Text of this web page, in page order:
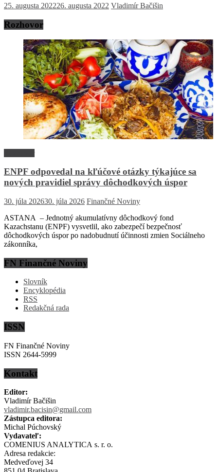
25. augusta 202226. augusta 2022 Vladimír Bačišin
Rozhovor
ENPF odpovedal na kľúčové otázky týkajúce sa
nových pravidiel správy dôchodkových úspor
30. júla 202630. júla 2026 Finančné Noviny
ASTANA – Jednotný akumulatívny dôchodkový fond
Kazachstanu (ENPF) vysvetlil, ako zabezpečí bezpečnosť
dôchodkových úspor po nadobudnutí účinnosti zmien Sociálneho
zákonníka,
FN Finančné Noviny
Slovník
Encyklopédia
RSS
Redakčná rada
ISSN
FN Finančné Noviny
ISSN 2644-5999
Kontakt
Editor:
Vladimír Bačišin
vladimir.bacisin@gmail.com
Zástupca editora:
Michal Púchovský
Vydavateľ:
COMENIUS ANALYTICA s. r. o.
Adresa redakcie:
Medveďovej 34